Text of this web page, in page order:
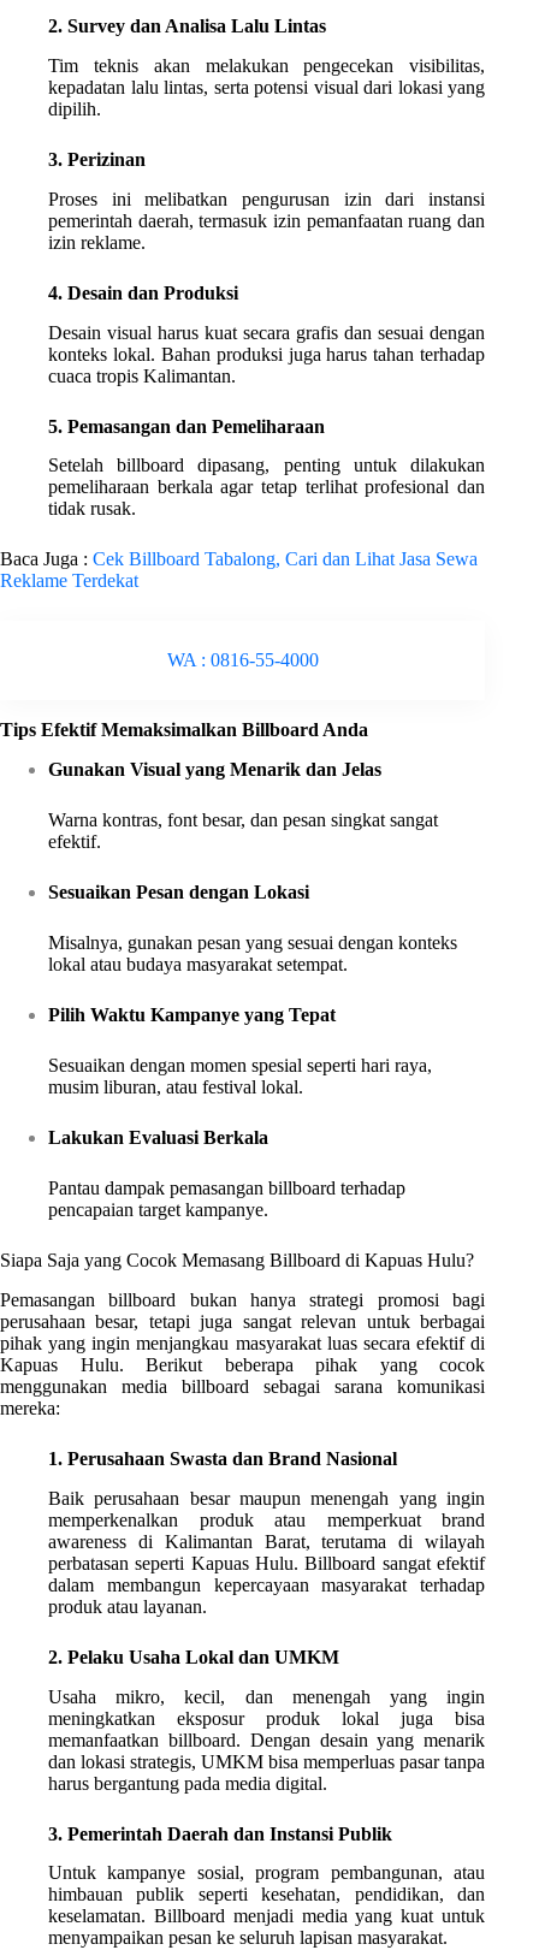
2. Survey dan Analisa Lalu Lintas
Tim teknis akan melakukan pengecekan visibilitas,
kepadatan lalu lintas, serta potensi visual dari lokasi yang
dipilih.
3. Perizinan
Proses ini melibatkan pengurusan izin dari instansi
pemerintah daerah, termasuk izin pemanfaatan ruang dan
izin reklame.
4. Desain dan Produksi
Desain visual harus kuat secara grafis dan sesuai dengan
konteks lokal. Bahan produksi juga harus tahan terhadap
cuaca tropis Kalimantan.
5. Pemasangan dan Pemeliharaan
Setelah billboard dipasang, penting untuk dilakukan
pemeliharaan berkala agar tetap terlihat profesional dan
tidak rusak.
Baca Juga : Cek Billboard Tabalong, Cari dan Lihat Jasa Sewa
Reklame Terdekat
WA : 0816-55-4000
Tips Efektif Memaksimalkan Billboard Anda
Gunakan Visual yang Menarik dan Jelas
Warna kontras, font besar, dan pesan singkat sangat
efektif.
Sesuaikan Pesan dengan Lokasi
Misalnya, gunakan pesan yang sesuai dengan konteks
lokal atau budaya masyarakat setempat.
Pilih Waktu Kampanye yang Tepat
Sesuaikan dengan momen spesial seperti hari raya,
musim liburan, atau festival lokal.
Lakukan Evaluasi Berkala
Pantau dampak pemasangan billboard terhadap
pencapaian target kampanye.
Siapa Saja yang Cocok Memasang Billboard di Kapuas Hulu?
Pemasangan billboard bukan hanya strategi promosi bagi
perusahaan besar, tetapi juga sangat relevan untuk berbagai
pihak yang ingin menjangkau masyarakat luas secara efektif di
Kapuas Hulu. Berikut beberapa pihak yang cocok
menggunakan media billboard sebagai sarana komunikasi
mereka:
1. Perusahaan Swasta dan Brand Nasional
Baik perusahaan besar maupun menengah yang ingin
memperkenalkan produk atau memperkuat brand
awareness di Kalimantan Barat, terutama di wilayah
perbatasan seperti Kapuas Hulu. Billboard sangat efektif
dalam membangun kepercayaan masyarakat terhadap
produk atau layanan.
2. Pelaku Usaha Lokal dan UMKM
Usaha mikro, kecil, dan menengah yang ingin
meningkatkan eksposur produk lokal juga bisa
memanfaatkan billboard. Dengan desain yang menarik
dan lokasi strategis, UMKM bisa memperluas pasar tanpa
harus bergantung pada media digital.
3. Pemerintah Daerah dan Instansi Publik
Untuk kampanye sosial, program pembangunan, atau
himbauan publik seperti kesehatan, pendidikan, dan
keselamatan. Billboard menjadi media yang kuat untuk
menyampaikan pesan ke seluruh lapisan masyarakat.